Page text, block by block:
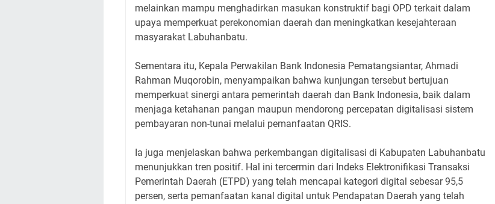
melainkan mampu menghadirkan masukan konstruktif bagi OPD terkait dalam
upaya memperkuat perekonomian daerah dan meningkatkan kesejahteraan
masyarakat Labuhanbatu.
Sementara itu, Kepala Perwakilan Bank Indonesia Pematangsiantar, Ahmadi
Rahman Muqorobin, menyampaikan bahwa kunjungan tersebut bertujuan
memperkuat sinergi antara pemerintah daerah dan Bank Indonesia, baik dalam
menjaga ketahanan pangan maupun mendorong percepatan digitalisasi sistem
pembayaran non-tunai melalui pemanfaatan QRIS.
Ia juga menjelaskan bahwa perkembangan digitalisasi di Kabupaten Labuhanbatu
menunjukkan tren positif. Hal ini tercermin dari Indeks Elektronifikasi Transaksi
Pemerintah Daerah (ETPD) yang telah mencapai kategori digital sebesar 95,5
persen, serta pemanfaatan kanal digital untuk Pendapatan Daerah yang telah